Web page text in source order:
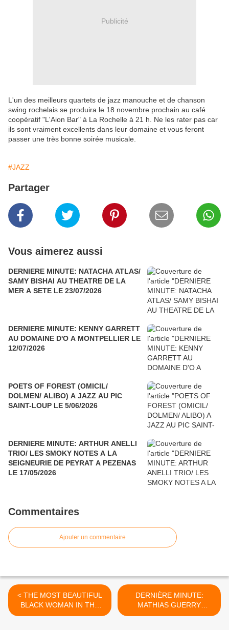
Publicité
L'un des meilleurs quartets de jazz manouche et de chanson
swing rochelais se produira le 18 novembre prochain au café
coopératif "L'Aion Bar" à La Rochelle à 21 h. Ne les rater pas car
ils sont vraiment excellents dans leur domaine et vous feront
passer une très bonne soirée musicale.
#JAZZ
Partager
Vous aimerez aussi
DERNIERE MINUTE: NATACHA ATLAS/
SAMY BISHAI AU THEATRE DE LA
MER A SETE LE 23/07/2026
DERNIERE MINUTE: KENNY GARRETT
AU DOMAINE D'O A MONTPELLIER LE
12/07/2026
POETS OF FOREST (OMICIL/
DOLMEN/ ALIBO) A JAZZ AU PIC
SAINT-LOUP LE 5/06/2026
DERNIERE MINUTE: ARTHUR ANELLI
TRIO/ LES SMOKY NOTES A LA
SEIGNEURIE DE PEYRAT A PEZENAS
LE 17/05/2026
Commentaires
Ajouter un commentaire
< THE MOST BEAUTIFUL
BLACK WOMAN IN THE
STREET
DERNIÈRE MINUTE:
MATHIAS GUERRY
SWINGTET A L'ATLANTIC